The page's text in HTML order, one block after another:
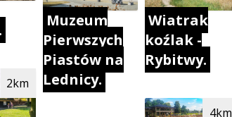
2km
Muzeum
Pierwszych
Piastów na
Lednicy.
Wiatrak
koźlak -
Rybitwy.
4km